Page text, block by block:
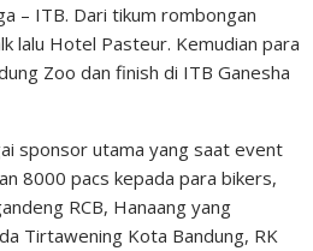
– ITB. Dari tikum rombongan
lalu Hotel Pasteur. Kemudian para
Zoo dan finish di ITB Ganesha
sponsor utama yang saat event
8000 pacs kepada para bikers,
RCB, Hanaang yang
Tirtawening Kota Bandung, RK